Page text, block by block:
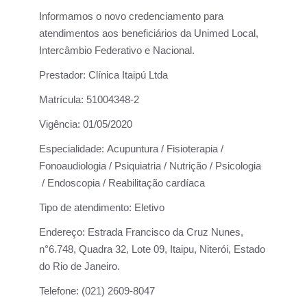
Informamos o novo credenciamento para
atendimentos aos beneficiários da Unimed Local,
Intercâmbio Federativo e Nacional.
Prestador: Clínica Itaipú Ltda
Matrícula: 51004348-2
Vigência: 01/05/2020
Especialidade: Acupuntura / Fisioterapia /
Fonoaudiologia / Psiquiatria / Nutrição / Psicologia
/ Endoscopia / Reabilitação cardíaca
Tipo de atendimento: Eletivo
Endereço: Estrada Francisco da Cruz Nunes,
n°6.748, Quadra 32, Lote 09, Itaipu, Niterói, Estado
do Rio de Janeiro.
Telefone: (021) 2609-8047